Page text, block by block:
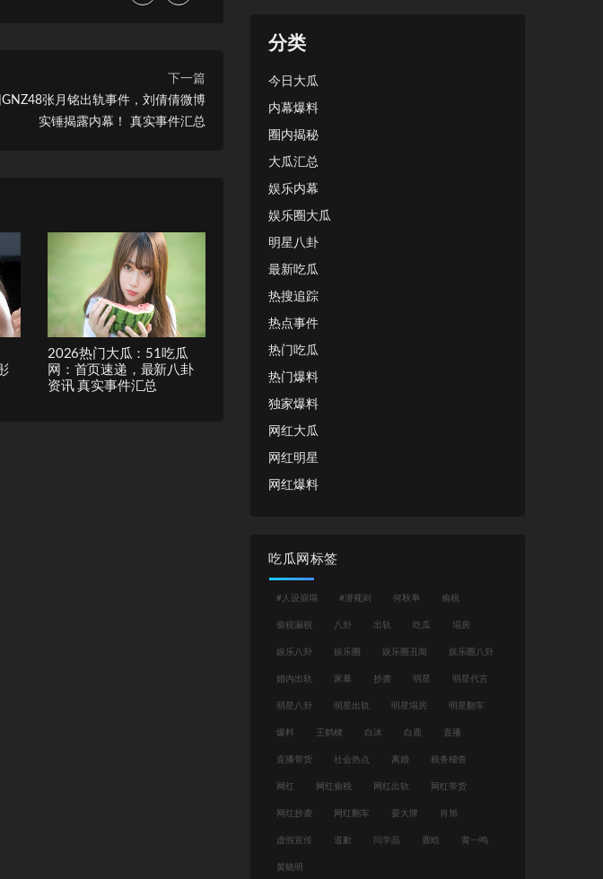
下一篇
张月铭出轨事件，刘倩倩微博
实锤揭露内幕！ 真实事件汇总
2026热门大瓜：51吃瓜
网：首页速递，最新八卦
资讯 真实事件汇总
分类
今日大瓜
内幕爆料
圈内揭秘
大瓜汇总
娱乐内幕
娱乐圈大瓜
明星八卦
最新吃瓜
热搜追踪
热点事件
热门吃瓜
热门爆料
独家爆料
网红大瓜
网红明星
网红爆料
吃瓜网标签
#人设崩塌 #潜规则 何秋亊 偷税
偷税漏税 八卦 出轨 吃瓜 塌房
娱乐八卦 娱乐圈 娱乐圈丑闻 娱乐圈八卦
婚内出轨 家暴 抄袭 明星 明星代言
明星八卦 明星出轨 明星塌房 明星翻车
爆料 王鹤棣 白冰 白鹿 直播
直播带货 社会热点 离婚 税务稽查
网红 网红偷税 网红出轨 网红带货
网红抄袭 网红翻车 耍大牌 肖旭
虚假宣传 道歉 闫学晶 鹿晗 黄一鸣
黄晓明